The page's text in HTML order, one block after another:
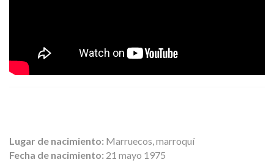
Lugar de nacimiento: Marruecos, marroquí
Fecha de nacimiento: 21 mayo 1975